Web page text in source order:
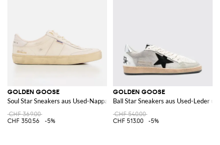
GOLDEN GOOSE
Soul Star Sneakers aus Used-Nappaleder
CHF 369.00
CHF 350.56
-5%
GOLDEN GOOSE
Ball Star Sneakers aus Used-Leder
CHF 540.00
CHF 513.00
-5%